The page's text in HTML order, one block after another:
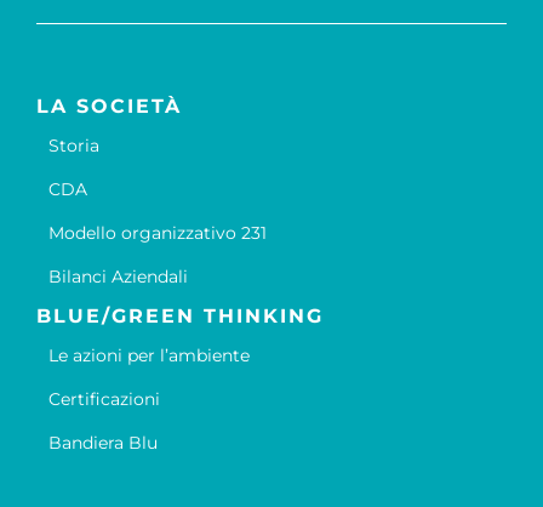
LA SOCIETÀ
Storia
CDA
Modello organizzativo 231
Bilanci Aziendali
BLUE/GREEN THINKING
Le azioni per l’ambiente
Certificazioni
Bandiera Blu